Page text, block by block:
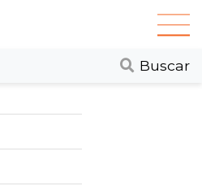
Buscar